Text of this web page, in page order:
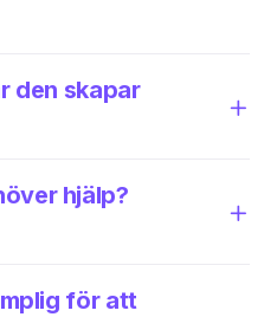
den skapar
hjälp?
för att